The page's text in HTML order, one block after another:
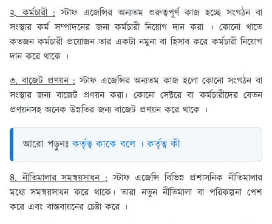
২. কর্মচারী :স্টাফ এজেন্সির অন্যতম গুরুত্বপূর্ণ কাজ হচ্ছে সংগঠন বা
সংস্থার কর্ম সম্পাদনের জন্য কর্মচারী নিয়োগ দান করা । কোনো খাতে
কতজন কর্মচারী প্রয়োজন তার একটা নমুনা বা হিসাব করে কর্মচারী নিয়োগ
দান করে থাকে ।
৩. বাজেট প্রণয়ন : স্টাফ এজেন্সির অন্যতম কাজ হলো কোনো সংগঠন বা
সংস্থার জন্য বাজেট প্রণয়ন করা। কোনো সেক্টরে বা কর্মচারীদের বেতন
প্রণয়নসহ অনেক উন্নতির জন্য বাজেট প্রণয়ন করে থাকে ।
আরো পড়ুনঃকর্তৃত্ব কাকে বলে । কর্তৃত্ব কী
৪. নীতিমালার সমন্বয়সাধন :স্টাফ এজেন্সি বিভিন্ন প্রশাসনিক নীতিমালার
মধ্যে সমন্বয়সাধন করে থাকে। তারা নতুন নীতিমালা বা পরিকল্পনা পেশ
করে এবং বাস্তবায়নের চেষ্টা করে ।